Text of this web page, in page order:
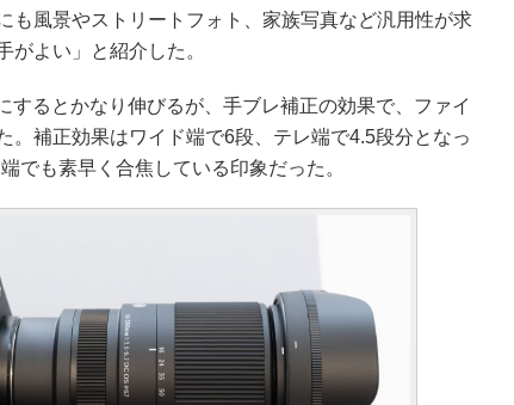
も風景やストリートフォト、家族写真など汎用性が求
がよい」と紹介した。
するとかなり伸びるが、手ブレ補正の効果で、ファイ
。補正効果はワイド端で6段、テレ端で4.5段分となっ
でも素早く合焦している印象だった。